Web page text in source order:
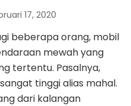
17, 2020
beberapa orang, mobil
mewah yang
tertentu. Pasalnya,
tinggi alias mahal.
dari kalangan